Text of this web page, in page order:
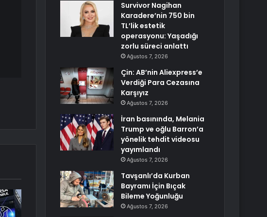
Survivor Nagihan
Karadere’nin 750 bin
TL’lik estetik
operasyonu: Yaşadığı
zorlu süreci anlattı
Ağustos 7, 2026
Çin: AB’nin Aliexpress’e
Verdiği Para Cezasına
Karşıyız
Ağustos 7, 2026
İran basınında, Melania
Trump ve oğlu Barron’a
yönelik tehdit videosu
yayımlandı
Ağustos 7, 2026
Tavşanlı’da Kurban
Bayramı İçin Bıçak
Bileme Yoğunluğu
Ağustos 7, 2026